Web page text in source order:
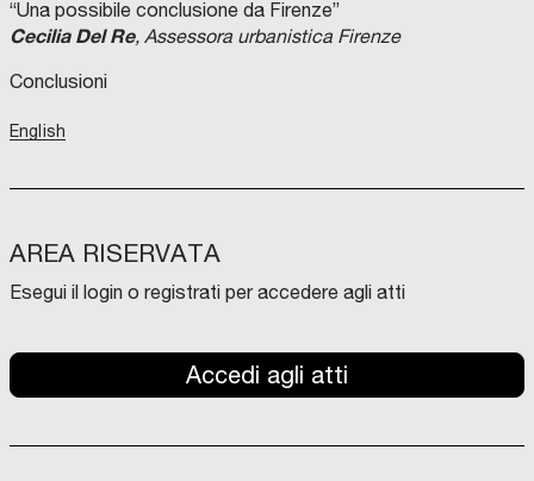
“Una possibile conclusione da Firenze”
Cecilia Del Re, Assessora urbanistica Firenze
Conclusioni
English
AREA RISERVATA
Esegui il login o registrati per accedere agli atti
Accedi agli atti